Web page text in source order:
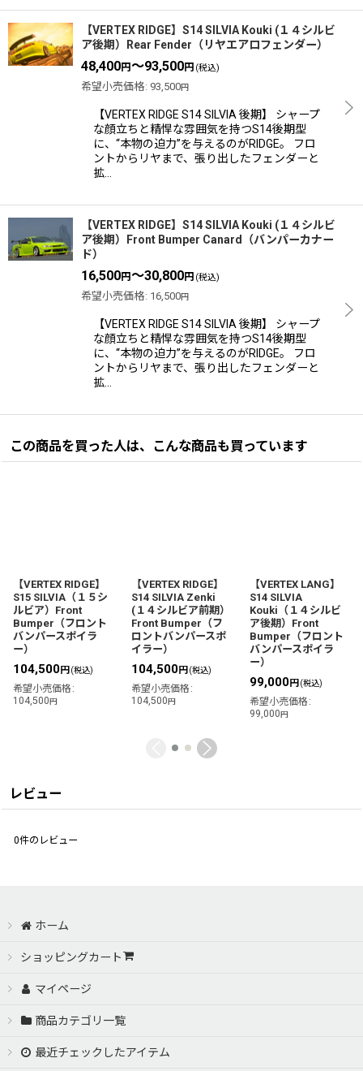
【VERTEX RIDGE】S14 SILVIA Kouki (１４シルビ
ア後期）Rear Fender（リヤエアロフェンダー）
48,400円～93,500円 (税込)
希望小売価格: 93,500円
【VERTEX RIDGE S14 SILVIA 後期】 シャープ
な顔立ちと精悍な雰囲気を持つS14後期型
に、“本物の迫力”を与えるのがRIDGE。 フロ
ントからリヤまで、張り出したフェンダーと
拡…
【VERTEX RIDGE】S14 SILVIA Kouki (１４シルビ
ア後期）Front Bumper Canard（バンパーカナー
ド）
16,500円～30,800円 (税込)
希望小売価格: 16,500円
【VERTEX RIDGE S14 SILVIA 後期】 シャープ
な顔立ちと精悍な雰囲気を持つS14後期型
に、“本物の迫力”を与えるのがRIDGE。 フロ
ントからリヤまで、張り出したフェンダーと
拡…
この商品を買った人は、こんな商品も買っています
【VERTEX RIDGE】
S15 SILVIA（１５シ
ルビア）Front
Bumper（フロント
バンパースポイラ
ー）
104,500円(税込)
希望小売価格 :
104,500円
【VERTEX RIDGE】
S14 SILVIA Zenki
(１４シルビア前期）
Front Bumper（フ
ロントバンパースポ
イラー）
104,500円(税込)
希望小売価格 :
104,500円
【VERTEX LANG】
S14 SILVIA
Kouki（１４シルビ
ア後期）Front
Bumper（フロント
バンパースポイラ
ー）
99,000円(税込)
希望小売価格 :
99,000円
レビュー
0件のレビュー
ホーム
ショッピングカート
マイページ
商品カテゴリ一覧
最近チェックしたアイテム